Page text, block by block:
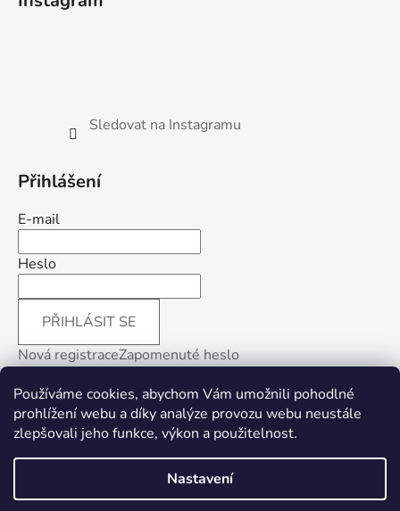
Používáme cookies, abychom Vám umožnili pohodlné
prohlížení webu a díky analýze provozu webu neustále
zlepšovali jeho funkce, výkon a použitelnost.
Nastavení
Sledovat na Instagramu
Přihlášení
E-mail
Heslo
PŘIHLÁSIT SE
Nová registraceZapomenuté heslo
Facebook